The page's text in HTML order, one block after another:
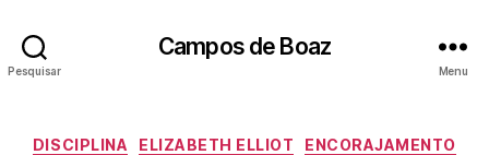
Pesquisar
Campos de Boaz
Menu
C
DISCIPLINA ELIZABETH ELLIOT ENCORAJAMENTO